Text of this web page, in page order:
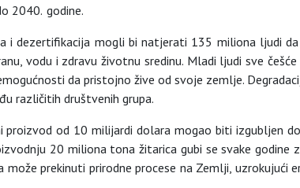
2040. godine.
i dezertifikacija mogli bi natjerati 135 miliona ljudi
vodu i zdravu životnu sredinu. Mladi ljudi sve
da pristojno žive od svoje zemlje.
različitih društvenih grupa.
od 10 milijardi dolara mogao biti izgubljen
20 miliona tona žitarica gubi se svake
prekinuti prirodne procese na Zemlji,